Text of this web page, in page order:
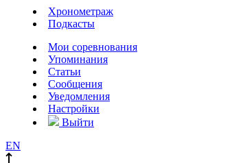
Хронометраж
Подкасты
Мои соревнования
Упоминания
Статьи
Сообщения
Уведомления
Настройки
Выйти
EN